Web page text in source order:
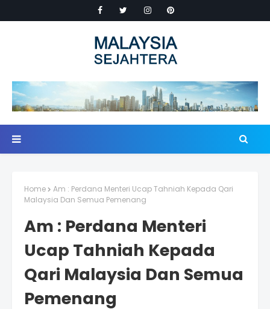
Home
Am : Perdana Menteri Ucap Tahniah Kepada Qari
Malaysia Dan Semua Pemenang
Am : Perdana Menteri
Ucap Tahniah Kepada
Qari Malaysia Dan Semua
Pemenang